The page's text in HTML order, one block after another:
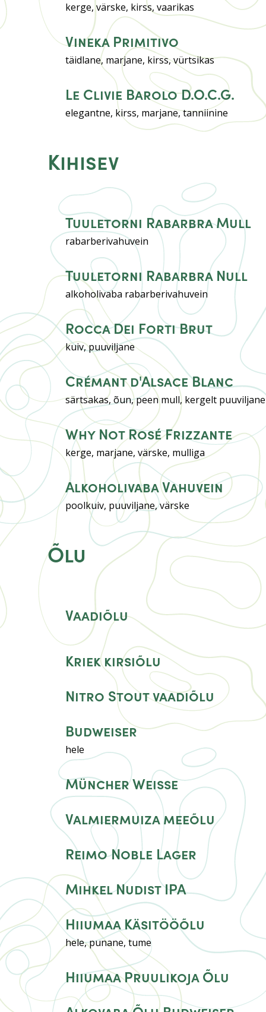
kerge, värske, kirss, vaarikas
Vineka Primitivo
täidlane, marjane, kirss, vürtsikas
Le Clivie Barolo D.O.C.G.
elegantne, kirss, marjane, tanniinine
Kihisev
Tuuletorni Rabarbra Mull
rabarberivahuvein
Tuuletorni Rabarbra Null
alkoholivaba rabarberivahuvein
Rocca Dei Forti Brut
kuiv, puuviljane
Crémant d'Alsace Blanc
särtsakas, õun, peen mull, kergelt puuviljane
Why Not Rosé Frizzante
kerge, marjane, värske, mulliga
Alkoholivaba Vahuvein
poolkuiv, puuviljane, värske
Õlu
Vaadiõlu
Kriek kirsiõlu
Nitro Stout vaadiõlu
Budweiser
hele
Müncher Weisse
Valmiermuiza meeõlu
Reimo Noble Lager
Mihkel Nudist IPA
Hiiumaa Käsitööõlu
hele, punane, tume
Hiiumaa Pruulikoja Õlu